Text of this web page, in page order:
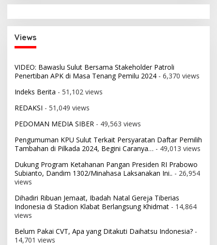
Views
VIDEO: Bawaslu Sulut Bersama Stakeholder Patroli
Penertiban APK di Masa Tenang Pemilu 2024 - 6,370 views
Indeks Berita - 51,102 views
REDAKSI - 51,049 views
PEDOMAN MEDIA SIBER - 49,563 views
Pengumuman KPU Sulut Terkait Persyaratan Daftar Pemilih
Tambahan di Pilkada 2024, Begini Caranya… - 49,013 views
Dukung Program Ketahanan Pangan Presiden RI Prabowo
Subianto, Dandim 1302/Minahasa Laksanakan Ini.. - 26,954
views
Dihadiri Ribuan Jemaat, Ibadah Natal Gereja Tiberias
Indonesia di Stadion Klabat Berlangsung Khidmat - 14,864
views
Belum Pakai CVT, Apa yang Ditakuti Daihatsu Indonesia? -
14,701 views